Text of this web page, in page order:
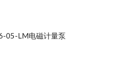
05-LM电磁计量泵